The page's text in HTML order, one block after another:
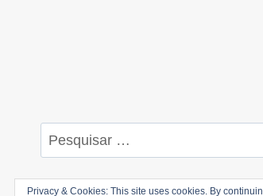
Pesquisar
por:
Privacy & Cookies: This site uses cookies. By